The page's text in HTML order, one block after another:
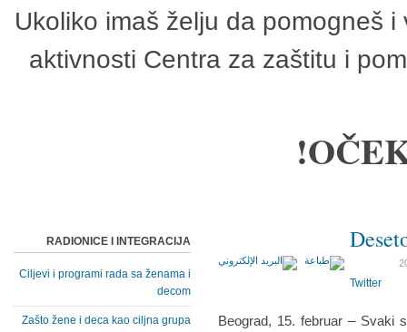
Ukoliko imaš želju da pomogneš
aktivnosti Centra za zaštitu i
Twitter
Beograd, 15. februar – Svaki
RADIONICE I INTEGRACIJA
Ciljevi i programi rada sa ženama i
decom
Zašto žene i deca kao ciljna grupa